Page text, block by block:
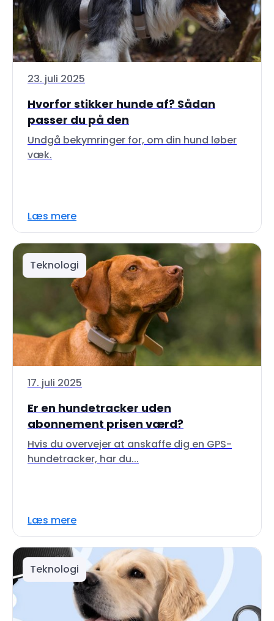
23. juli 2025
Hvorfor stikker hunde af? Sådan
passer du på den
Undgå bekymringer for, om din hund løber
væk.
Læs mere
Teknologi
17. juli 2025
Er en hundetracker uden
abonnement prisen værd?
Hvis du overvejer at anskaffe dig en GPS-
hundetracker, har du...
Læs mere
Teknologi